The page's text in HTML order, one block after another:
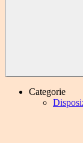
Categorie